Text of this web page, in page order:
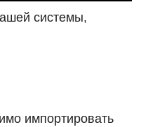
системы,
импортировать